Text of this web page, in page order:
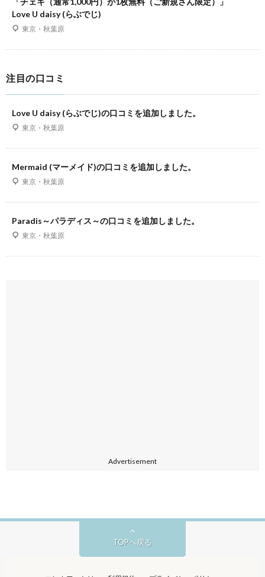
Love U daisy (らぶでじ)
東京・秋葉原
注目の口コミ
Love U daisy (らぶでじ)の口コミを追加しました。
東京・秋葉原
Mermaid (マーメイド)の口コミを追加しました。
東京・秋葉原
Paradis～パラディス～の口コミを追加しました。
東京・秋葉原
Advertisement
TOPへ戻る